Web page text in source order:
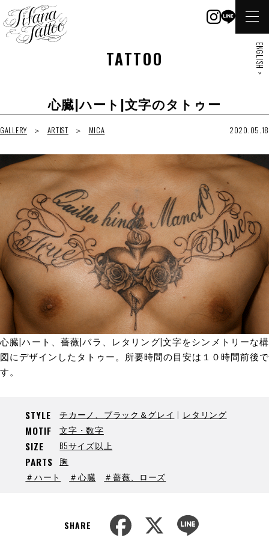
TATTOO
心臓|ハート|文字のタトゥー
GALLERY ARTIST MICA 2020.05.18
心臓|ハート、薔薇|バラ、レタリング|文字をシンメトリーな構
図にデザインしたタトゥー。所要時間の目安は１０時間前後で
す。
STYLE チカーノ、ブラック＆グレイ レタリング
MOTIF 文字・数字
SIZE B5サイズ以上
PARTS
胸
＃ハート
＃心臓 ＃薔薇、ローズ
SHARE
ENGLISH >